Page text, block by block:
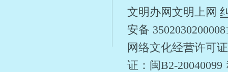
文明办网文明上网
安备
网络文化经营许可
证：闽B2-20040099